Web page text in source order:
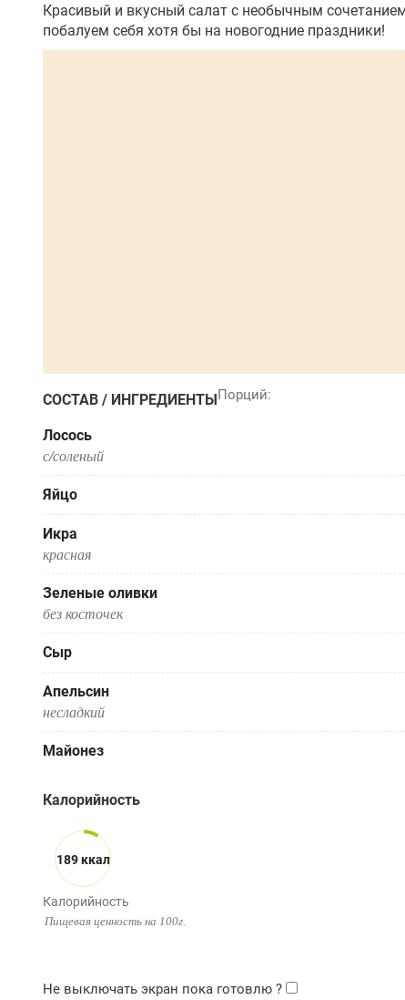
Красивый и вкусный салат с необычным
побалуем себя хотя бы на новогодние праздники!
СОСТАВ / ИНГРЕДИЕНТЫ
Лосось
с/соленый
Яйцо
Икра
красная
Зеленые оливки
без косточек
Сыр
Апельсин
несладкий
Майонез
Калорийность
189 ккал
Калорийность
Пищевая ценность на 100г.